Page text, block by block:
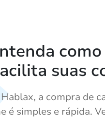
suas
a compra de
é simples e rápida.